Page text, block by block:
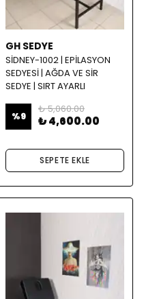
GH SEDYE
SİDNEY-1002 | EPİLASYON
SEDYESİ | AĞDA VE SİR
SEDYE | SIRT AYARLI
%9
₺ 5,060.00
₺ 4,600.00
SEPETE EKLE